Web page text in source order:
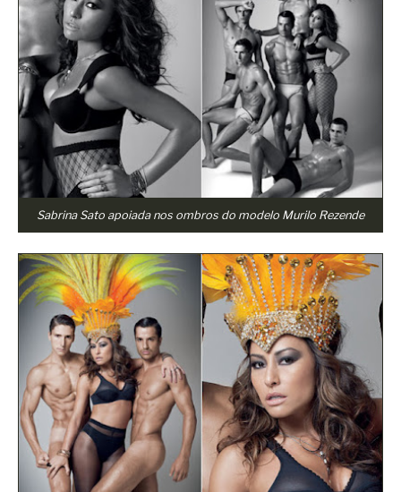
Sabrina Sato apoiada nos ombros do modelo Murilo Rezende